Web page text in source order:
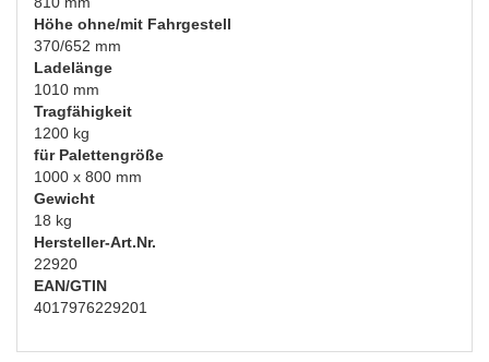
Höhe ohne/mit Fahrgestell
370/652 mm
Ladelänge
1010 mm
Tragfähigkeit
1200 kg
für Palettengröße
1000 x 800 mm
Gewicht
18 kg
Hersteller-Art.Nr.
22920
EAN/GTIN
4017976229201